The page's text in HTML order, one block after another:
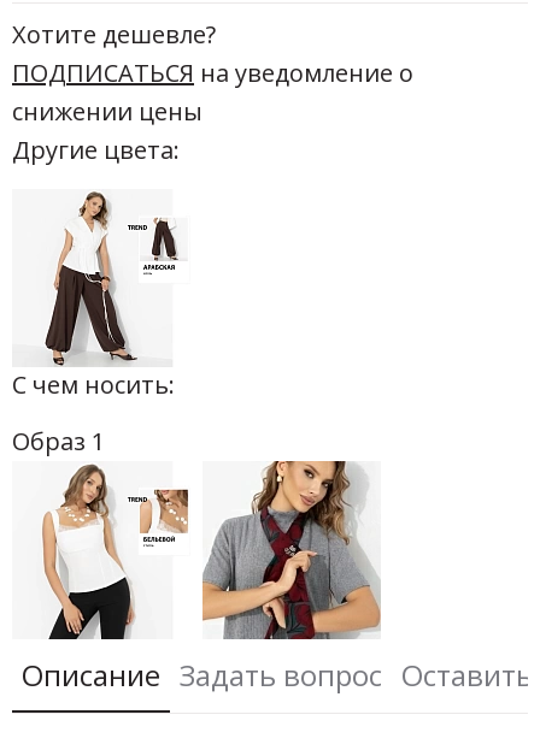
Описание Задать вопрос
Хотите дешевле?
ПОДПИСАТЬСЯ на уведомление о
снижении цены
Другие цвета:
С чем носить:
Образ 1